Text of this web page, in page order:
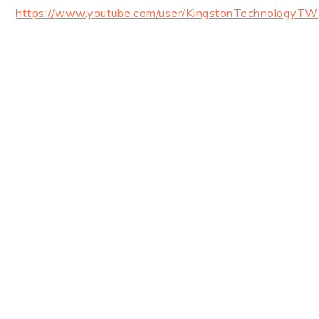
https://www.youtube.com/user/KingstonTechnologyTW